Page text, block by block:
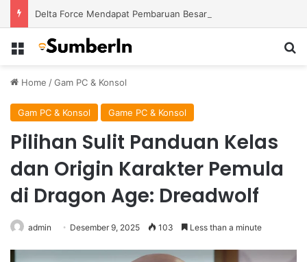
Menu
Home /Gam PC & Konsol
Gam PC & Konsol Game PC & Konsol
Pilihan Sulit Panduan Kelas
dan Origin Karakter Pemula
di Dragon Age: Dreadwolf
admin Desember 9, 2025 103 Less than a minute